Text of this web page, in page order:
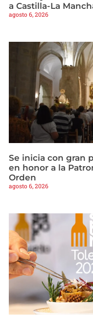
a Castilla-La
agosto 6, 2026
Se inicia con gran
en honor a la
Orden
agosto 6, 2026